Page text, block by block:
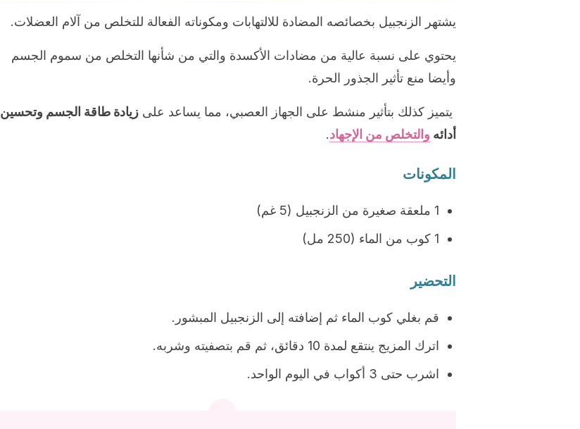
يشتهر الزنجبيل بخصائصه المضادة للالتهابات ومكوناته الفعالة للتخلص من آلام العضلات.
يحتوي على نسبة عالية من مضادات الأكسدة والتي من شأنها التخلص من سموم الجسم
وأيضا منع تأثير الجذور الحرة.
يتميز كذلك بتأثير منشط على الجهاز العصبي، مما يساعد على زيادة طاقة الجسم وتحسين
أدائه والتخلص من الإجهاد.
المكونات
1 ملعقة صغيرة من الزنجبيل (5 غم)
1 كوب من الماء (250 مل)
التحضير
قم بغلي كوب الماء ثم إضافته إلى الزنجبيل المبشور.
اترك المزيج ينتقع لمدة 10 دقائق، ثم قم بتصفيته وشربه.
اشرب حتى 3 أكواب في اليوم الواحد.